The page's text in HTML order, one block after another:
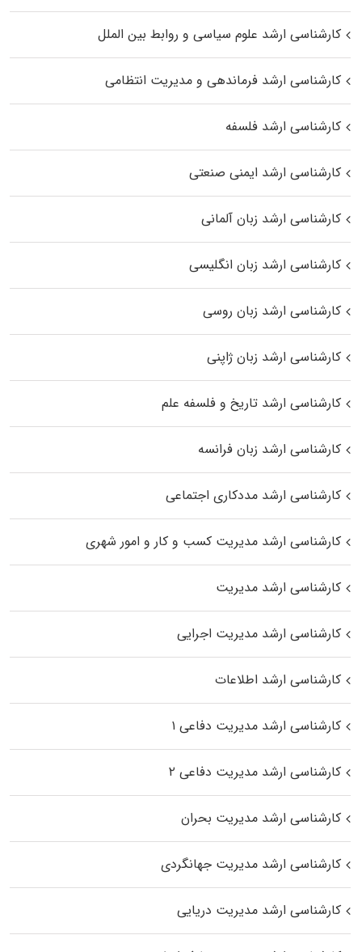
کارشناسی ارشد علوم سیاسی و روابط بین الملل
کارشناسی ارشد فرماندهی و مدیریت انتظامی
کارشناسی ارشد فلسفه
کارشناسی ارشد ایمنی صنعتی
کارشناسی ارشد زبان آلمانی
کارشناسی ارشد زبان انگلیسی
کارشناسی ارشد زبان روسی
کارشناسی ارشد زبان ژاپنی
کارشناسی ارشد تاریخ و فلسفه علم
کارشناسی ارشد زبان فرانسه
کارشناسی ارشد مددکاری اجتماعی
کارشناسی ارشد مدیریت کسب و کار و امور شهری
کارشناسی ارشد مدیریت
کارشناسی ارشد مدیریت اجرایی
کارشناسی ارشد اطلاعات
کارشناسی ارشد مدیریت دفاعی ۱
کارشناسی ارشد مدیریت دفاعی ۲
کارشناسی ارشد مدیریت بحران
کارشناسی ارشد مدیریت جهانگردی
کارشناسی ارشد مدیریت دریایی